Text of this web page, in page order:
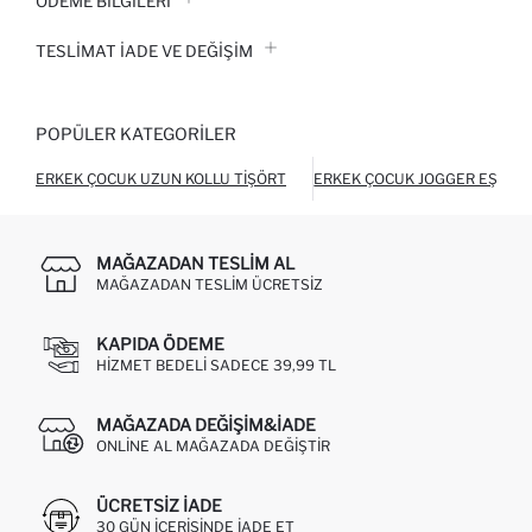
TESLIMAT İADE VE DEĞIŞIM
POPÜLER KATEGORILER
ERKEK ÇOCUK UZUN KOLLU TIŞÖRT ERKEK ÇOCUK JOGGER
MAĞAZADAN TESLIM AL
MAĞAZADAN TESLIM ÜCRETSIZ
KAPIDA ÖDEME
HIZMET BEDELI SADECE 39,99 TL
MAĞAZADA DEĞIŞIM&İADE
ONLINE AL MAĞAZADA DEĞIŞTIR
ÜCRETSIZ IADE
30 GÜN IÇERISINDE IADE ET